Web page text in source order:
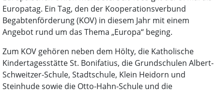
Europatag. Ein Tag, den der Kooperationsverbund
Begabtenförderung (KOV) in diesem Jahr mit einem
Angebot rund um das Thema „Europa“ beging.
Zum KOV gehören neben dem Hölty, die Katholische
Kindertagesstätte St. Bonifatius, die Grundschulen Albert-
Schweitzer-Schule, Stadtschule, Klein Heidorn und
Steinhude sowie die Otto-Hahn-Schule und die